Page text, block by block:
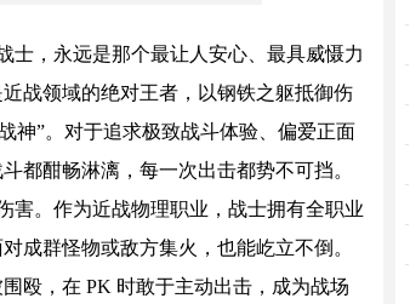
士，永远是那个最让人安心、最具威慑力
战领域的绝对王者，以钢铁之躯抵御伤
神”。对于追求极致战斗体验、偏爱正面
都酣畅淋漓，每一次出击都势不可挡。
害。作为近战物理职业，战士拥有全职业
成群怪物或敌方集火，也能屹立不倒。
殴，在 PK 时敢于主动出击，成为战场